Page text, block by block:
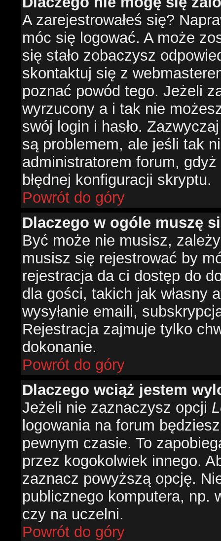
A zarejestrowałeś się?
móc się logować. A może
się stało zobaczysz
skontaktuj się z
poznać powód tego. Jeżeli
wyrzucony a i tak nie
swój login i hasło.
są problemem, ale jeśli tak
administratorem forum,
błędnej konfiguracji skryptu.
Powrót do góry
Dlaczego w ogóle muszę
Być może nie musisz,
musisz się rejestrować by
rejestracja da ci dostęp do
dla gości, takich jak własny
wysyłanie emaili,
Rejestracja zajmuje tylko
dokonanie.
Powrót do góry
Dlaczego wciąż jestem
Jeżeli nie zaznaczysz opcji
logowania na forum
pewnym czasie. To
przez kogokolwiek innego.
zaznacz powyższą opcję.
publicznego komputera, np.
czy na uczelni.
Powrót do góry